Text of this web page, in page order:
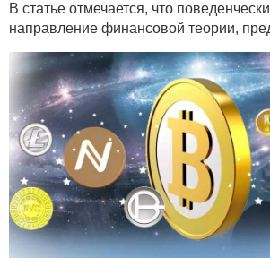
В статье отмечается, что
направление финансовой теории,